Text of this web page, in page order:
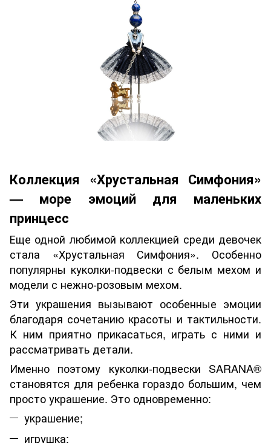
Коллекция «Хрустальная Симфония»
— море эмоций для маленьких
принцесс
Еще одной любимой коллекцией среди девочек
стала «Хрустальная Симфония». Особенно
популярны куколки-подвески с белым мехом и
модели с нежно-розовым мехом.
Эти украшения вызывают особенные эмоции
благодаря сочетанию красоты и тактильности.
К ним приятно прикасаться, играть с ними и
рассматривать детали.
Именно поэтому куколки-подвески SARANA®
становятся для ребенка гораздо большим, чем
просто украшение. Это одновременно:
украшение;
игрушка;